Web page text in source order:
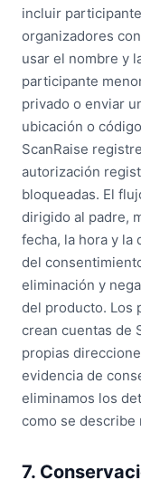
incluir
organizadores
usar el nombre y
participante
privado o enviar
ubicación o
ScanRaise
autorización
bloqueadas. El
dirigido al padre,
fecha, la hora y la
del
eliminación y
del producto. Los
crean cuentas de
propias
evidencia de
eliminamos los
como se describe
7.